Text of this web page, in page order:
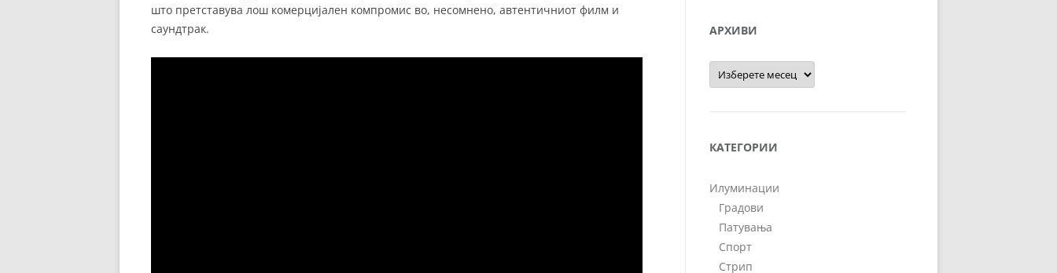
што претставува лош комерцијален компромис во, несомнено, автентичниот филм и
саундтрак.
АРХИВИ
Архиви
КАТЕГОРИИ
Илуминации
Градови
Патувања
Спорт
Стрип